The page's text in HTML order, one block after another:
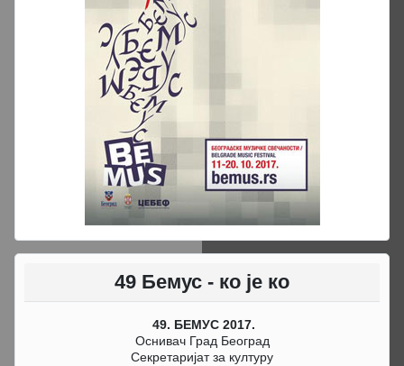
49 Бемус - ко је ко
49. БЕМУС 2017.
Оснивач Град Београд
Секретаријат за културу